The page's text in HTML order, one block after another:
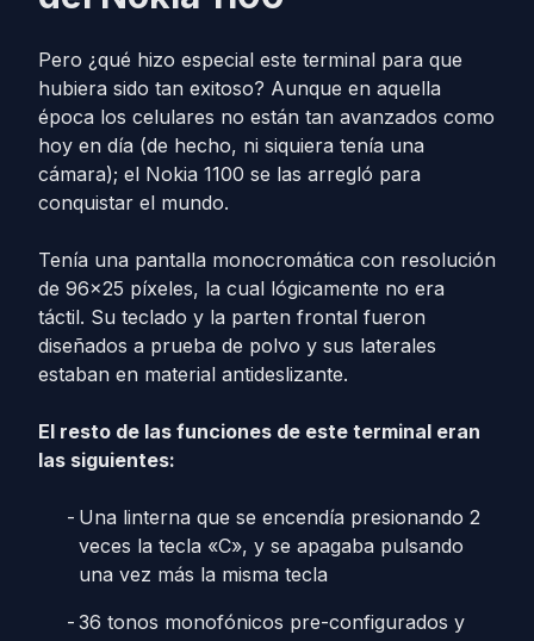
Pero ¿qué hizo especial este terminal para que
hubiera sido tan exitoso? Aunque en aquella
época los celulares no están tan avanzados como
hoy en día (de hecho, ni siquiera tenía una
cámara); el Nokia 1100 se las arregló para
conquistar el mundo.
Tenía una pantalla monocromática con resolución
de 96×25 píxeles, la cual lógicamente no era
táctil. Su teclado y la parten frontal fueron
diseñados a prueba de polvo y sus laterales
estaban en material antideslizante.
El resto de las funciones de este terminal eran
las siguientes:
Una linterna que se encendía presionando 2
veces la tecla «C», y se apagaba pulsando
una vez más la misma tecla
36 tonos monofónicos pre-configurados y